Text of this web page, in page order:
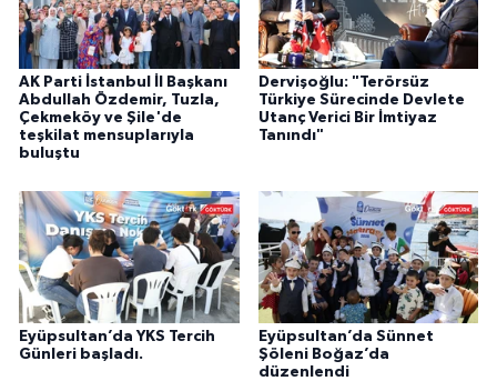
AK Parti İstanbul İl Başkanı
Abdullah Özdemir, Tuzla,
Çekmeköy ve Şile'de
teşkilat mensuplarıyla
buluştu
Dervişoğlu: "Terörsüz
Türkiye Sürecinde Devlete
Utanç Verici Bir İmtiyaz
Tanındı"
Eyüpsultan’da YKS Tercih
Günleri başladı.
Eyüpsultan’da Sünnet
Şöleni Boğaz’da
düzenlendi